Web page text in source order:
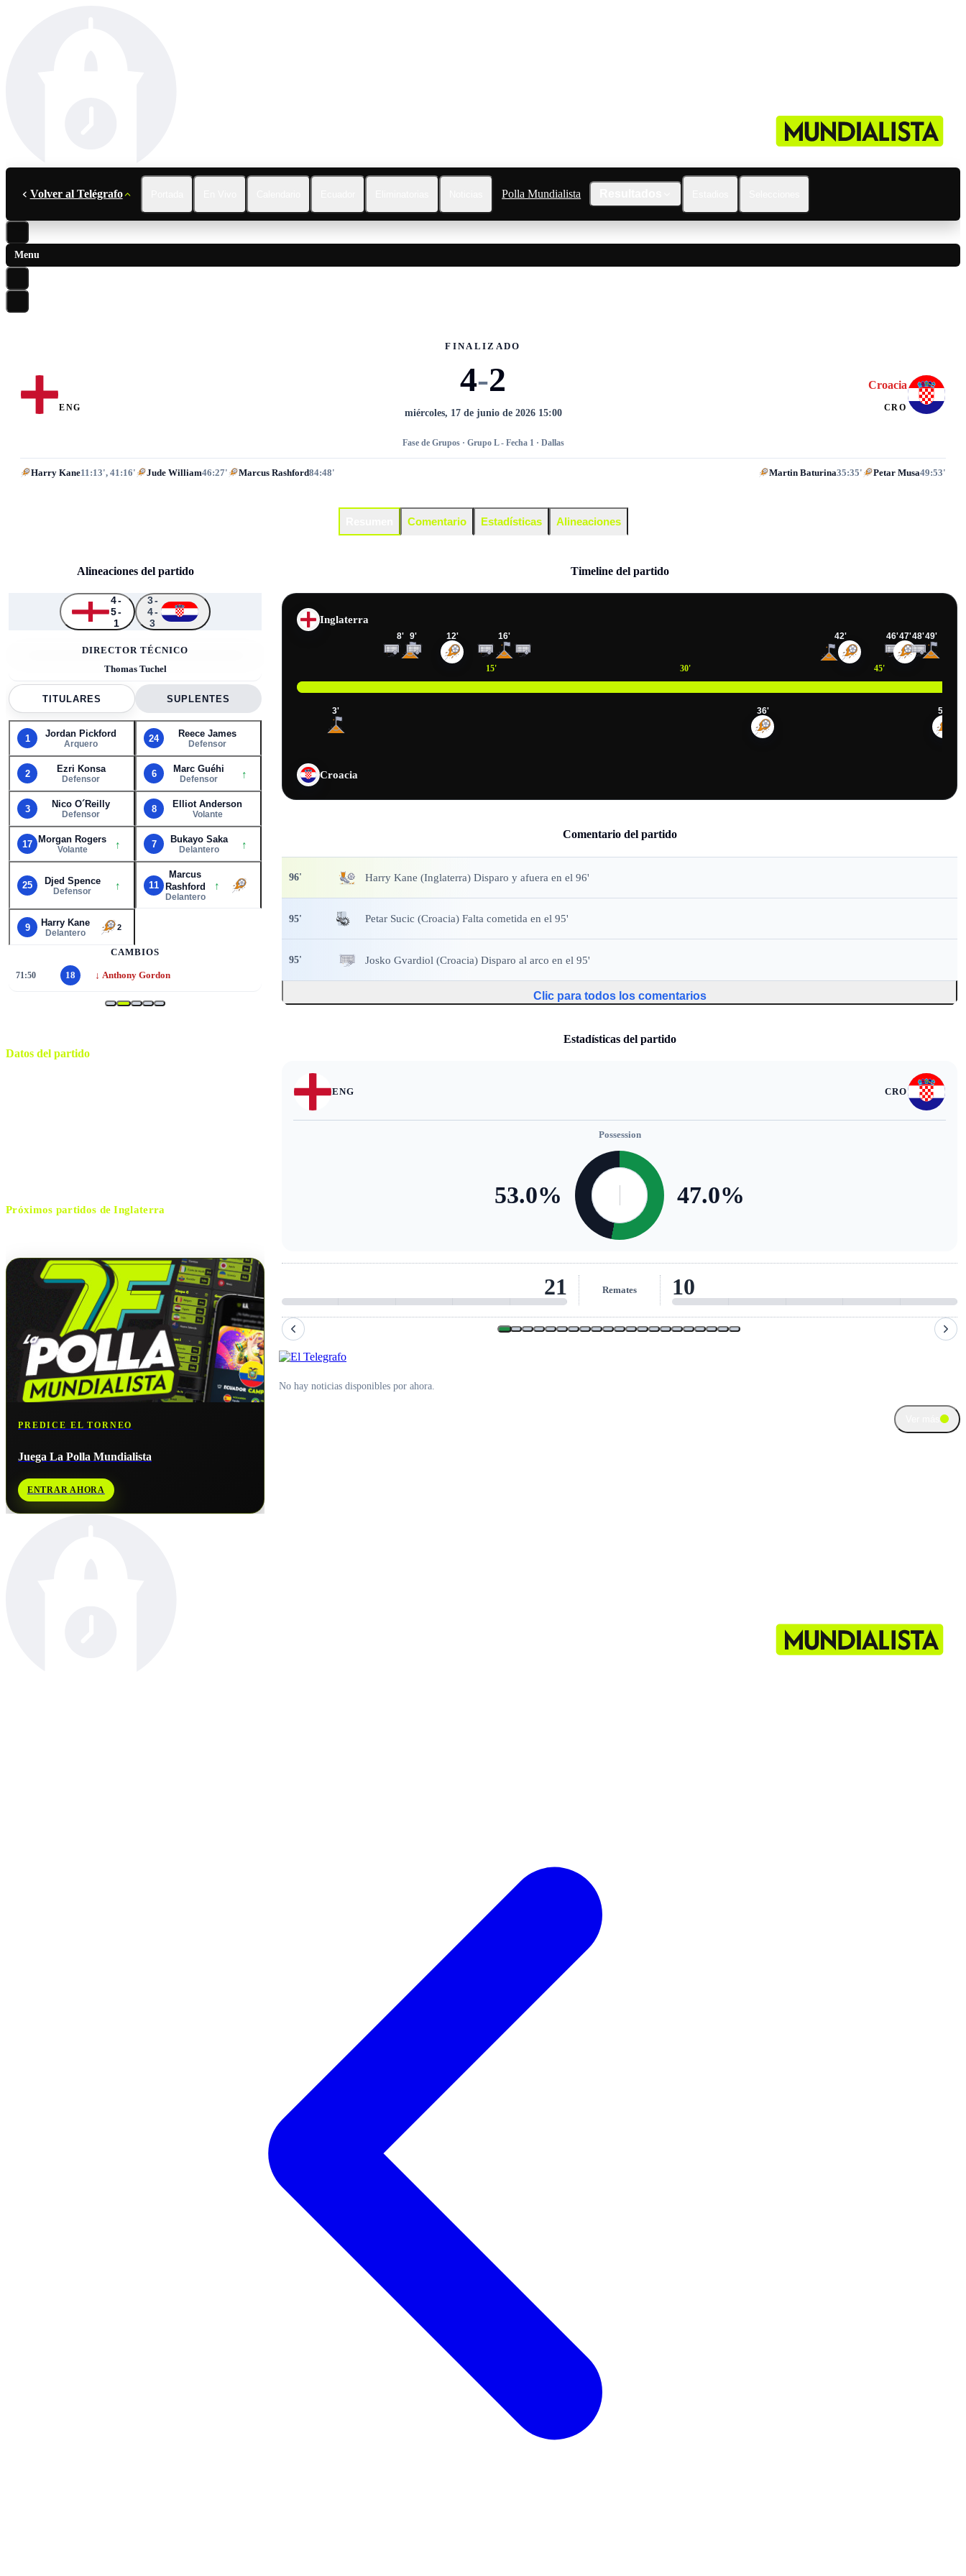
Volver al Telégrafo Polla Mundialista
Menu
ENG
FINALIZADO
4-2
miércoles, 17 de junio de 2026 15:00
Fase de Grupos · Grupo L - Fecha 1 · Dallas
Croacia
CRO
Harry Kane11:13', 41:16' Jude William46:27' Marcus Rashford84:48' Martin Baturina35:35' Petar Musa49:53'
Comentario Estadísticas Alineaciones
Alineaciones del partido
4-
5-
1
3-
4-
3
↑ ↑ ↑
↑
↑
DIRECTOR TÉCNICO
Thomas Tuchel
TITULARES SUPLENTES
1 Jordan Pickford
Arquero
24 Reece James
Defensor
2 Ezri Konsa
Defensor
6 Marc Guéhi
Defensor ↑
3 Nico O´Reilly
Defensor
8 Elliot Anderson
Volante
17 Morgan Rogers
Volante ↑ 7 Bukayo Saka
Delantero ↑
25 Djed Spence
Defensor ↑ 11
Marcus
Rashford
Delantero
↑
9 Harry Kane
Delantero
2
CAMBIOS
71:50 18 ↓ Anthony Gordon
Datos del partido
Próximos partidos deInglaterra
PREDICE EL TORNEO
Juega La Polla Mundialista
ENTRAR AHORA
Timeline del partido
Inglaterra
15' 30' 45'
3'
8' 9' 12' 16'
36'
42' 46'47'48'49'
50
Croacia
Comentario del partido
96' Harry Kane (Inglaterra) Disparo y afuera en el 96'
95' Petar Sucic (Croacia) Falta cometida en el 95'
95' Josko Gvardiol (Croacia) Disparo al arco en el 95'
Clic para todos los comentarios
Estadísticas del partido
ENG CRO
Possession
53.0% 47.0%
21 Remates 10
No hay noticias disponibles por ahora.